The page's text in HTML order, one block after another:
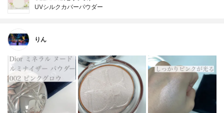
UVシルクカバーパウダー
りん